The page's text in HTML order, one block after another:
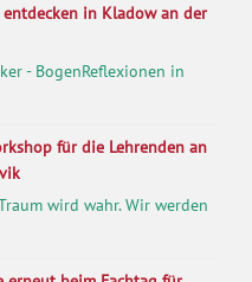
in Kladow an der
- BogenReflexionen in
für die Lehrenden an
wird wahr. Wir werden